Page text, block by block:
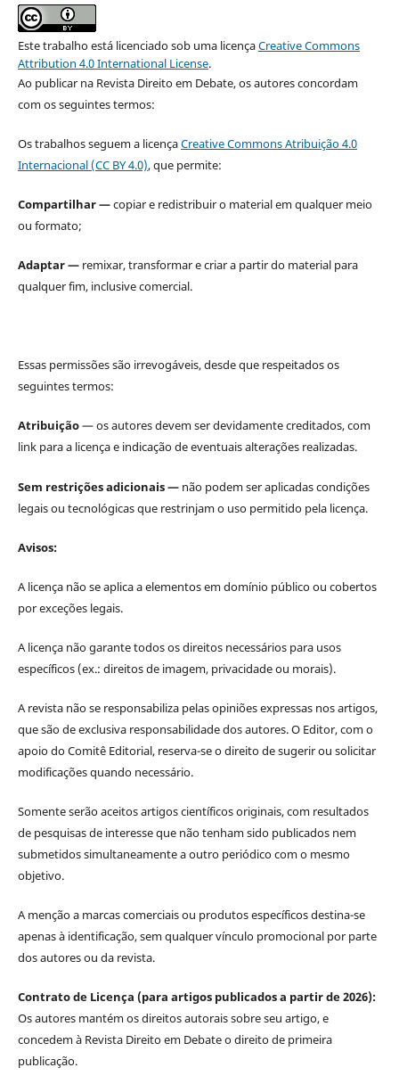
Este trabalho está licenciado sob uma licençaCreative Commons
Attribution 4.0 International License.
Ao publicar na Revista Direito em Debate, os autores concordam
com os seguintes termos:
Os trabalhos seguem a licençaCreative Commons Atribuição 4.0
Internacional (CC BY 4.0), que permite:
Compartilhar —copiar e redistribuir o material em qualquer meio
ou formato;
Adaptar —remixar, transformar e criar a partir do material para
qualquer fim, inclusive comercial.
Essas permissões são irrevogáveis, desde que respeitados os
seguintes termos:
Atribuição— os autores devem ser devidamente creditados, com
link para a licença e indicação de eventuais alterações realizadas.
Sem restrições adicionais — não podem ser aplicadas condições
legais ou tecnológicas que restrinjam o uso permitido pela licença.
Avisos:
A licença não se aplica a elementos em domínio público ou cobertos
por exceções legais.
A licença não garante todos os direitos necessários para usos
específicos (ex.: direitos de imagem, privacidade ou morais).
A revista não se responsabiliza pelas opiniões expressas nos artigos,
que são de exclusiva responsabilidade dos autores. O Editor, com o
apoio do Comitê Editorial, reserva-se o direito de sugerir ou solicitar
modificações quando necessário.
Somente serão aceitos artigos científicos originais, com resultados
de pesquisas de interesse que não tenham sido publicados nem
submetidos simultaneamente a outro periódico com o mesmo
objetivo.
A menção a marcas comerciais ou produtos específicos destina-se
apenas à identificação, sem qualquer vínculo promocional por parte
dos autores ou da revista.
Contrato de Licença (para artigos publicados a partir de 2026):
Os autores mantém os direitos autorais sobre seu artigo, e
concedem à Revista Direito em Debate o direito de primeira
publicação.